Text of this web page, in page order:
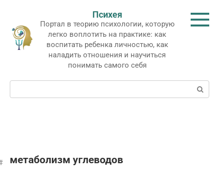
контенту
Психея
Портал в теорию психологии, которую
легко воплотить на практике: как
воспитать ребенка личностью, как
наладить отношения и научиться
понимать самого себя
Поиск:
метаболизм углеводов